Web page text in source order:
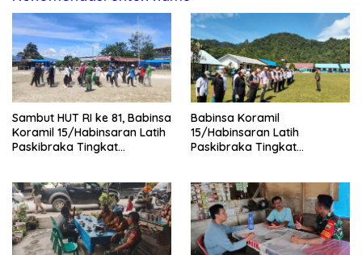
Sambut HUT RI ke 81, Babinsa
Koramil 15/Habinsaran Latih
Paskibraka Tingkat
Babinsa Koramil
15/Habinsaran Latih
Paskibraka Tingkat